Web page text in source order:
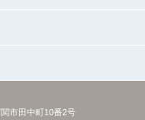
市田中町10番2号